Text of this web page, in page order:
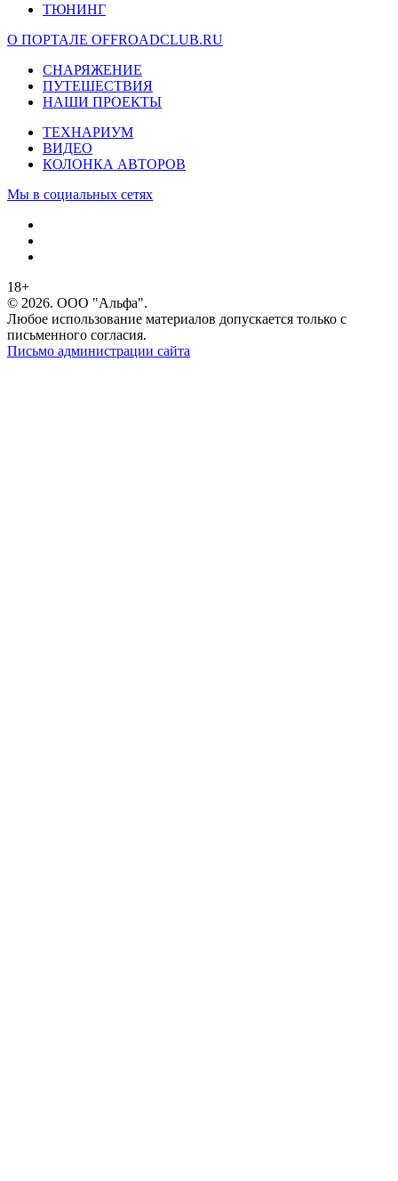
ТЮНИНГ
О ПОРТАЛЕ OFFROADCLUB.RU
СНАРЯЖЕНИЕ
ПУТЕШЕСТВИЯ
НАШИ ПРОЕКТЫ
ТЕХНАРИУМ
ВИДЕО
КОЛОНКА АВТОРОВ
Мы в социальных сетях
18+
© 2026. ООО "Альфа".
Любое использование материалов допускается только с
письменного согласия.
Письмо администрации сайта